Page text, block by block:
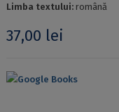
Limba textului: română
37,00 lei
Google Books